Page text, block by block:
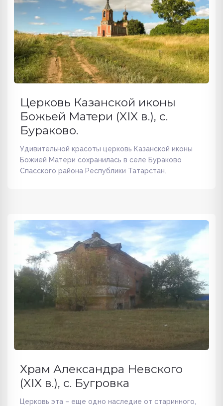
Церковь Казанской иконы
Божьей Матери (XIX в.), с.
Бураково.
Удивительной красоты церковь Казанской иконы
Божией Матери сохранилась в селе Бураково
Спасского района Республики Татарстан.
Храм Александра Невского
(XIX в.), с. Бугровка
Церковь эта – еще одно наследие от старинного,